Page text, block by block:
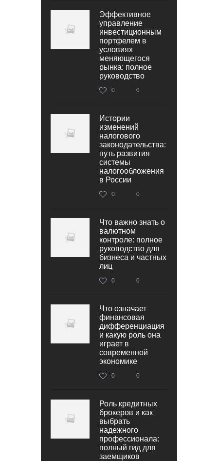
Эффективное
управление
инвестиционным
портфелем в
условиях
меняющегося
рынка: полное
руководство
0 0
Истории
изменений
налогового
законодательства:
путь развития
системы
налогообложения
в России
0 0
Что важно знать о
валютном
контроле: полное
руководство для
бизнеса и частных
лиц
0 0
Что означает
финансовая
дифференциация
и какую роль она
играет в
современной
экономике
0 0
Роль кредитных
брокеров и как
выбрать
надежного
профессионала:
полный гид для
заемщиков